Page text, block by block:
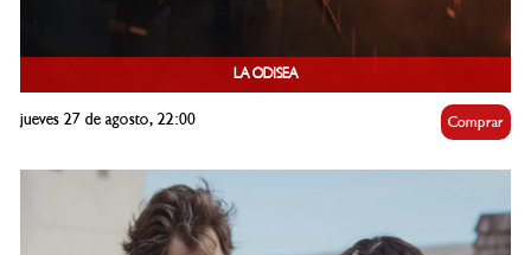
LA ODISEA
jueves 27 de agosto, 22:00 Comprar